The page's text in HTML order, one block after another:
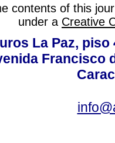
contents of this
under a Creative
La Paz,
Francisco